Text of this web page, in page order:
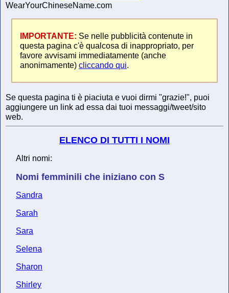
WearYourChineseName.com
IMPORTANTE: Se nelle pubblicità contenute in
questa pagina c'è qualcosa di inappropriato, per
favore avvisami immediatamente (anche
anonimamente) cliccando qui.
Se questa pagina ti è piaciuta e vuoi dirmi "grazie!", puoi
aggiungere un link ad essa dai tuoi messaggi/tweet/sito
web.
ELENCO DI TUTTI I NOMI
Altri nomi:
Nomi femminili che iniziano con S
Sandra
Sarah
Sara
Selena
Sharon
Shirley